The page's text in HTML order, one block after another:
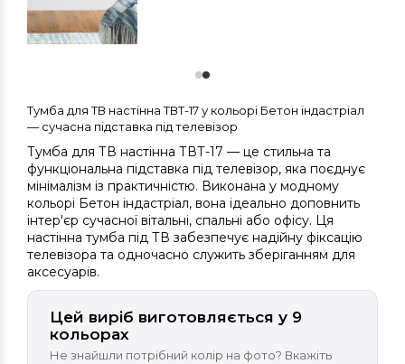
Тумба для ТВ настінна ТВТ-17 у кольорі Бетон індастріал
— сучасна підставка під телевізор
Тумба для ТВ настінна ТВТ-17 — це стильна та
функціональна підставка під телевізор, яка поєднує
мінімалізм із практичністю. Виконана у модному
кольорі Бетон індастріал, вона ідеально доповнить
інтер'єр сучасної вітальні, спальні або офісу. Ця
настінна тумба під ТВ забезпечує надійну фіксацію
телевізора та одночасно служить зберіганням для
аксесуарів.
Цей виріб виготовляється у 9
кольорах
Не знайшли потрібний колір на фото? Вкажіть